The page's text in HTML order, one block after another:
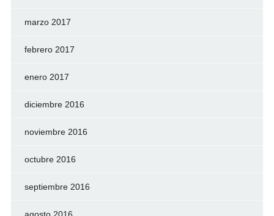
marzo 2017
febrero 2017
enero 2017
diciembre 2016
noviembre 2016
octubre 2016
septiembre 2016